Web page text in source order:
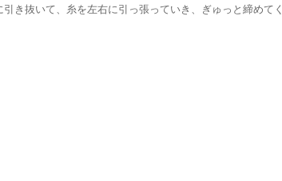
き抜いて、糸を左右に引っ張っていき、ぎゅっと締めてく